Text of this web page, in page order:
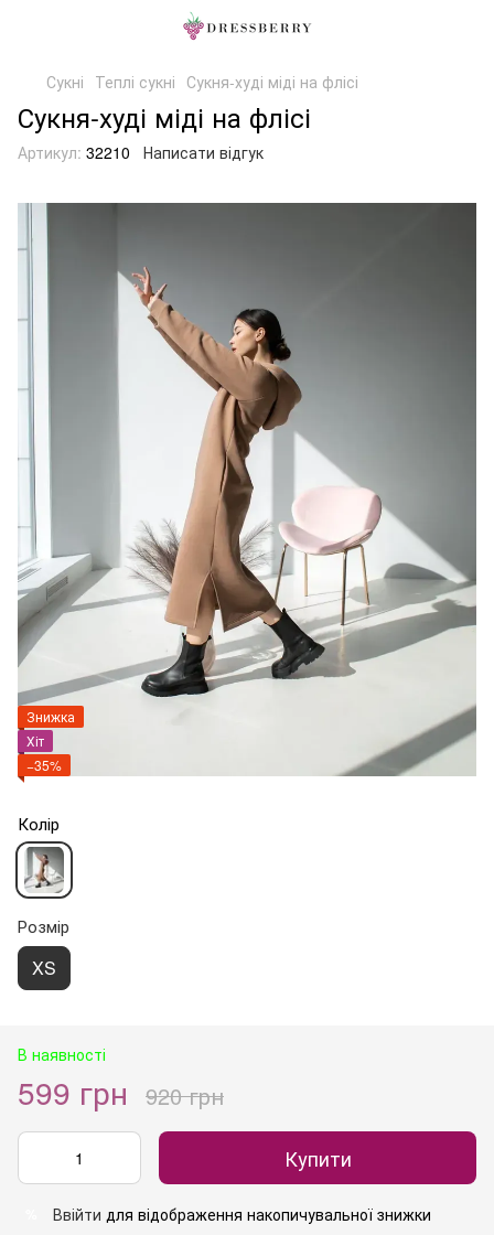
Сукні Теплі сукні Сукня-худі міді на флісі
Сукня-худі міді на флісі
Артикул: 32210 Написати відгук
Знижка
Хіт
−35%
Колір
Розмір
XS
В наявності
599 грн 920 грн
Купити
Ввійти для відображення накопичувальної знижки